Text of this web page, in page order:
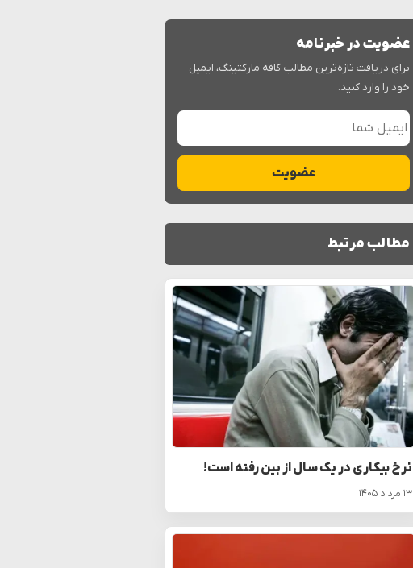
عضویت در خبرنامه
برای دریافت تازه‌ترین مطالب کافه مارکتینگ، ایمیل
خود را وارد کنید.
ایمیل شما
عضویت
مطالب مرتبط
نرخ بیکاری در یک سال از بین رفته است!
۱۳ مرداد ۱۴۰۵